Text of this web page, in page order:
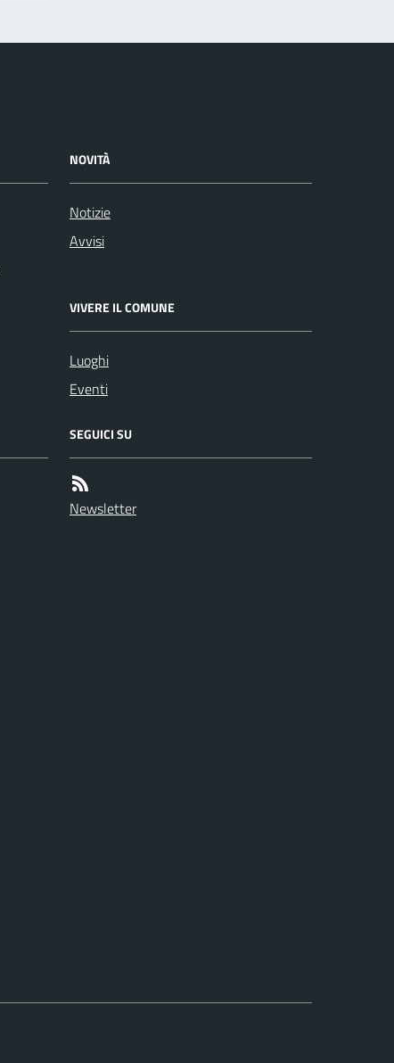
NOVITÀ
Notizie
Avvisi
VIVERE IL COMUNE
Luoghi
Eventi
SEGUICI SU
Newsletter